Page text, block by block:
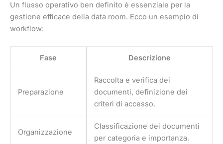
Un flusso operativo ben definito è essenziale per la
gestione efficace della data room. Ecco un esempio di
workflow:
Fase Descrizione
Preparazione
Raccolta e verifica dei
documenti, definizione dei
criteri di accesso.
Organizzazione
Classificazione dei documenti
per categoria e importanza.